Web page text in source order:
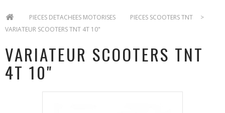
PIECES DETACHEES MOTORISES PIECES SCOOTERS TNT
>
VARIATEUR SCOOTERS TNT 4T 10"
VARIATEUR SCOOTERS TNT
4T 10"